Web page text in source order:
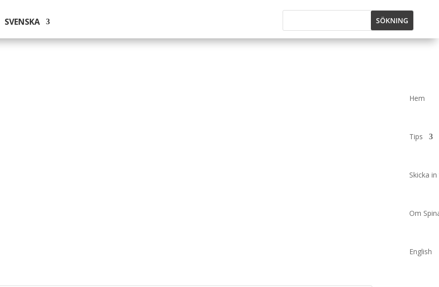
SVENSKA
Hem
Tips
Skicka
Om
English